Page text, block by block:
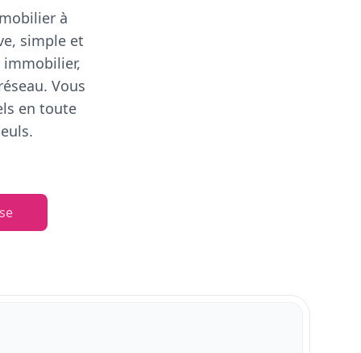
à
simple et
immobilier,
Vous
en toute